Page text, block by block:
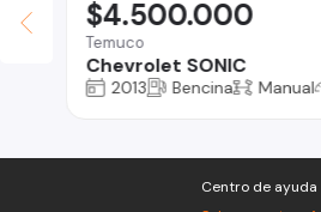
Temuco
Chevrolet SONIC
$4.500.000
2013 Bencina Manual
Centro de ayuda